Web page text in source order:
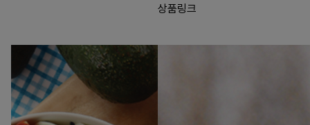
상품링크